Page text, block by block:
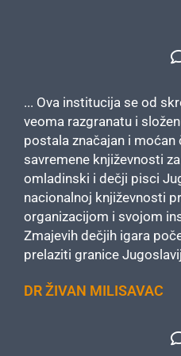
... Ova institucija se od
veoma razgranatu i
postala značajan i moćan
savremene književnosti
omladinski i dečji pisci
nacionalnoj književnosti
organizacijom i svojom
Zmajevih dečjih igara
prelaziti granice
DR ŽIVAN MILISAVAC